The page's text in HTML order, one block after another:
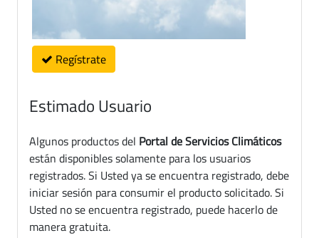
Regístrate
Estimado Usuario
Algunos productos del Portal de Servicios Climáticos
están disponibles solamente para los usuarios
registrados. Si Usted ya se encuentra registrado, debe
iniciar sesión para consumir el producto solicitado. Si
Usted no se encuentra registrado, puede hacerlo de
manera gratuita.